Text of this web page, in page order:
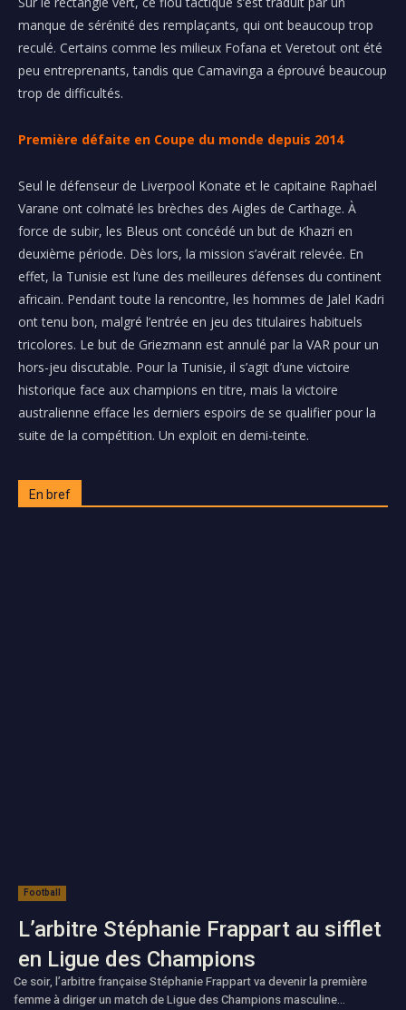
manque de sérénité des remplaçants, qui ont beaucoup trop
reculé. Certains comme les milieux Fofana et Veretout ont été
peu entreprenants, tandis que Camavinga a éprouvé beaucoup
trop de difficultés.
Première défaite en Coupe du monde depuis 2014
Seul le défenseur de Liverpool Konate et le capitaine Raphaël
Varane ont colmaté les brèches des Aigles de Carthage. À
force de subir, les Bleus ont concédé un but de Khazri en
deuxième période. Dès lors, la mission s’avérait relevée. En
effet, la Tunisie est l’une des meilleures défenses du continent
africain. Pendant toute la rencontre, les hommes de Jalel Kadri
ont tenu bon, malgré l’entrée en jeu des titulaires habituels
tricolores. Le but de Griezmann est annulé par la VAR pour un
hors-jeu discutable. Pour la Tunisie, il s’agit d’une victoire
historique face aux champions en titre, mais la victoire
australienne efface les derniers espoirs de se qualifier pour la
suite de la compétition. Un exploit en demi-teinte.
En bref
Football
L’arbitre Stéphanie Frappart au sifflet
en Ligue des Champions
Ce soir, l’arbitre française Stéphanie Frappart va devenir la première
femme à diriger un match de Ligue des Champions masculine...